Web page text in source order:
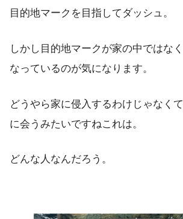
目的地マークを目指してダッシュ。
しかし目的地マークが家の中ではな
なっているのが気になります。
どうやら家に侵入するわけじゃなく
に会うみたいですねこれは。
どんな人なんだろう。